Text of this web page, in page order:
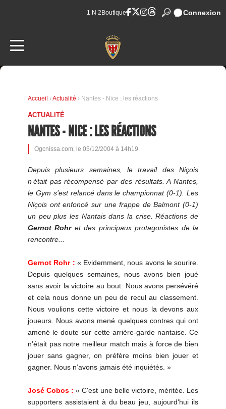
1 N 2 Boutique Connexion
Accueil ›Actualité › Nantes - Nice : les réactions
ACTUALITÉ
NANTES - NICE : LES RÉACTIONS
Ogcnissa.com, le 05/12/2004 à 14h19
Depuis plusieurs semaines, le travail des Niçois
n’était pas récompensé par des résultats. A Nantes,
le Gym s’est relancé dans le championnat (0-1). Les
Niçois ont enfoncé sur une frappe de Balmont (0-1)
un peu plus les Nantais dans la crise. Réactions de
Gernot Rohr et des principaux protagonistes de la
rencontre...
Gernot Rohr : « Evidemment, nous avons le sourire.
Depuis quelques semaines, nous avons bien joué
sans avoir la victoire au bout. Nous avons persévéré
et cela nous donne un peu de recul au classement.
Nous voulions cette victoire et nous la devons aux
joueurs. Nous avons mené quelques contres qui ont
amené le doute sur cette arrière-garde nantaise. Ce
n’était pas notre meilleur match mais à force de bien
jouer sans gagner, on préfère moins bien jouer et
gagner. Nous n’avons jamais été inquiétés. »
José Cobos : « C'est une belle victoire, méritée. Les
supporters assistaient à du beau jeu, aujourd'hui ils